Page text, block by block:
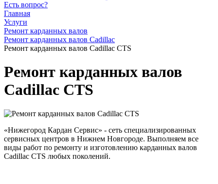
Есть вопрос?
Главная
Услуги
Ремонт карданных валов
Ремонт карданных валов Cadillac
Ремонт карданных валов Cadillac CTS
Ремонт карданных валов
Cadillac CTS
«Нижегород Кардан Сервис» - сеть специализированных
сервисных центров в Нижнем Новгороде. Выполняем все
виды работ по ремонту и изготовлению карданных валов
Cadillac CTS любых поколений.